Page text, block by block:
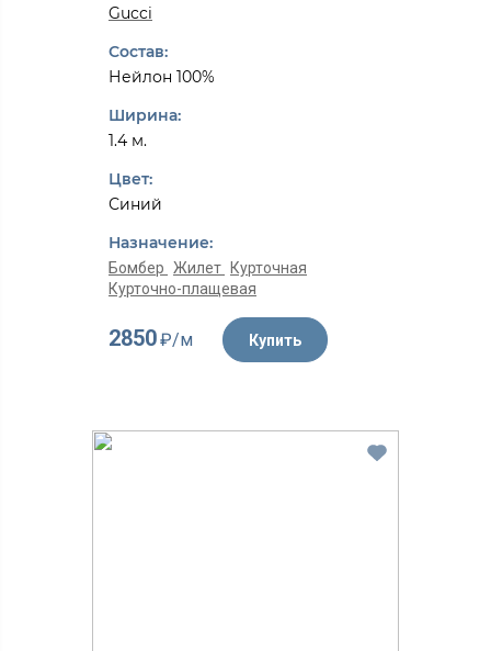
Gucci
Состав:
Нейлон 100%
Ширина:
1.4 м.
Цвет:
Синий
Назначение:
Бомбер Жилет
Курточная
Курточно-плащевая
2850₽/м Купить